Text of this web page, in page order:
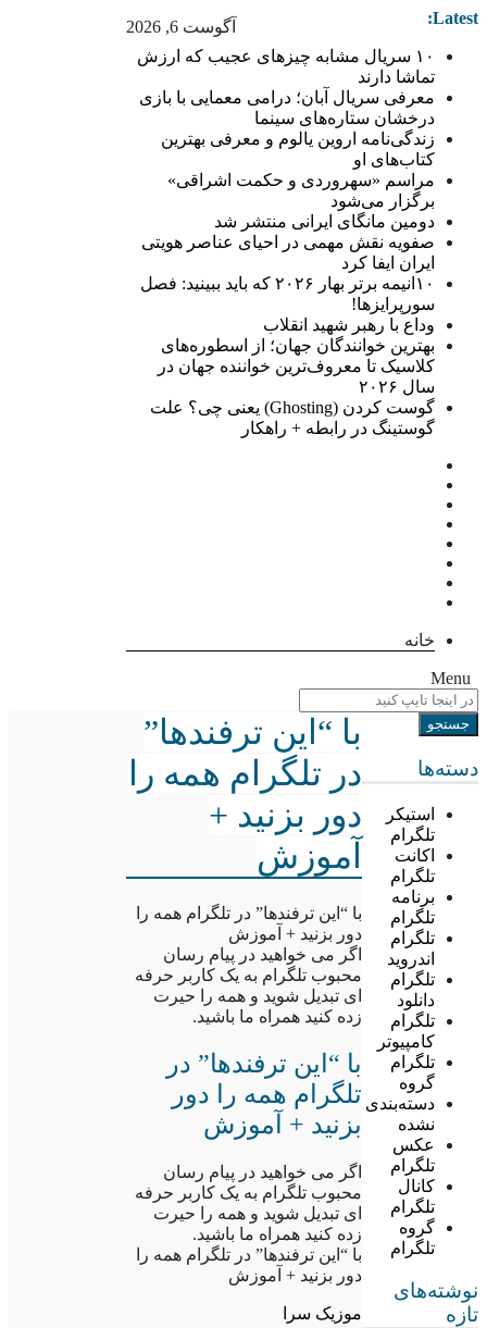
آگوست 6, 2026 Latest:
۱۰ سریال مشابه چیزهای عجیب که ارزش
تماشا دارند
معرفی سریال آبان؛ درامی معمایی با بازی
درخشان ستاره‌های سینما
زندگی‌نامه اروین یالوم و معرفی بهترین
کتاب‌های او
مراسم «سهروردی و حکمت اشراقی»
برگزار می‌شود
دومین مانگای ایرانی منتشر شد
صفویه نقش مهمی در احیای عناصر هویتی
ایران ایفا کرد
۱۰انیمه برتر بهار ۲۰۲۶ که باید ببینید: فصل
سورپرایزها!
وداع با رهبر شهید انقلاب
بهترین خوانندگان جهان؛ از اسطوره‌های
کلاسیک تا معروف‌ترین خواننده جهان در
سال ۲۰۲۶
گوست کردن (Ghosting) یعنی چی؟ علت
گوستینگ در رابطه + راهکار
خانه
Menu
دسته‌ها
استیکر
تلگرام
اکانت
تلگرام
برنامه
تلگرام
تلگرام
اندروید
تلگرام
دانلود
تلگرام
کامپیوتر
تلگرام
گروه
دسته‌بندی
نشده
عکس
تلگرام
کانال
تلگرام
گروه
تلگرام
نوشته‌های
تازه
با “این ترفندها”
در تلگرام همه را
دور بزنید +
آموزش
با “این ترفندها” در تلگرام همه را
دور بزنید + آموزش
اگر می خواهید در پیام رسان
محبوب تلگرام به یک کاربر حرفه
ای تبدیل شوید و همه را حیرت
زده کنید همراه ما باشید.
با “این ترفندها” در
تلگرام همه را دور
بزنید + آموزش
اگر می خواهید در پیام رسان
محبوب تلگرام به یک کاربر حرفه
ای تبدیل شوید و همه را حیرت
زده کنید همراه ما باشید.
با “این ترفندها” در تلگرام همه را
دور بزنید + آموزش
موزیک سرا